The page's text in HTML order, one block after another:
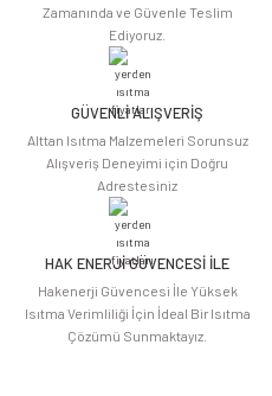
Ürün açıklamasında eksik bilgiler
Ürün bilgilerinde hatalar bulunuyor.
Ürün fiyatı diğer sitelerden daha
Bu ürüne benzer farklı alternatifler
Zamanında ve Güvenle Teslim
Ediyoruz.
GÜVENLİ ALIŞVERİŞ
Alttan Isıtma Malzemeleri Sorunsuz
Alışveriş Deneyimi için Doğru
Adrestesiniz
HAK ENERJİ GÜVENCESİ İLE
Hakenerji Güvencesi İle Yüksek
Isıtma Verimliliği İçin İdeal Bir Isıtma
Çözümü Sunmaktayız.